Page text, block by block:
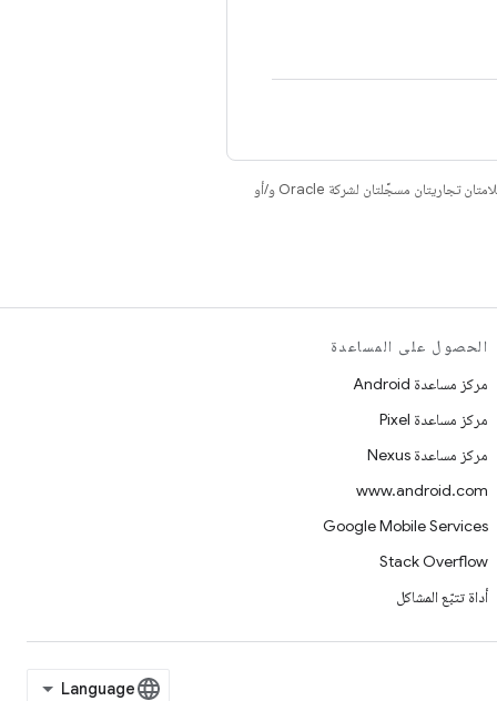
. إنّ Java وOpenJDK هما علامتان تجاريتان مسجَّلتان لشركة Oracle و/أو
الحصول على المساعدة
مركز مساعدة Android
مركز مساعدة Pixel
مركز مساعدة Nexus
www.android.com
Google Mobile Services
Stack Overflow
أداة تتبّع المشاكل